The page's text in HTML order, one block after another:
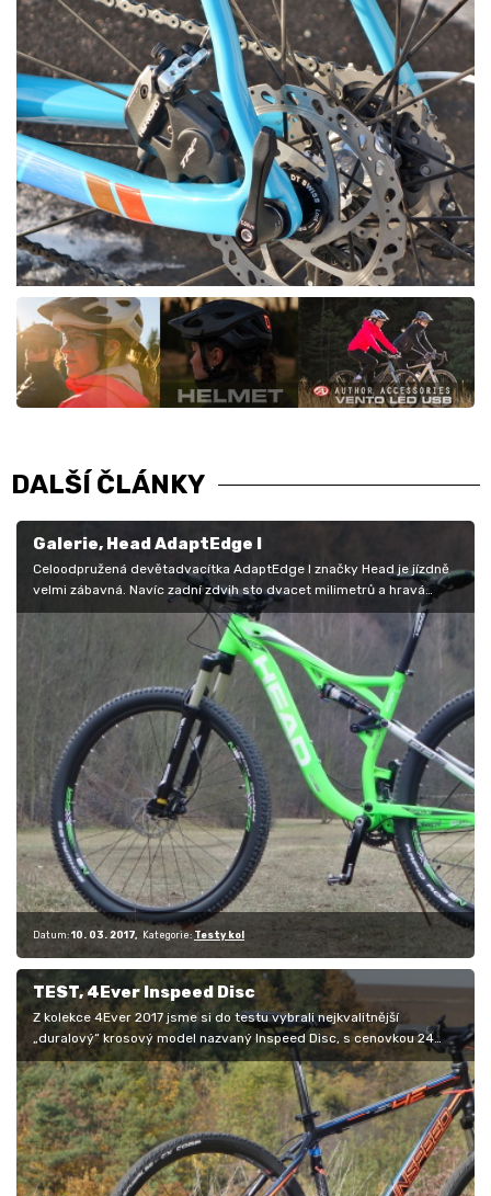
DALŠÍ ČLÁNKY
Galerie, Head AdaptEdge I
Celoodpružená devětadvacítka AdaptEdge I značky Head je jízdně
velmi zábavná. Navíc zadní zdvih sto dvacet milimetrů a hravá
geometrie mají…
Datum: 10. 03. 2017 Kategorie: Testy kol
TEST, 4Ever Inspeed Disc
Z kolekce 4Ever 2017 jsme si do testu vybrali nejkvalitnější
„duralový“ krosový model nazvaný Inspeed Disc, s cenovkou 24
990 korun. Jeho…